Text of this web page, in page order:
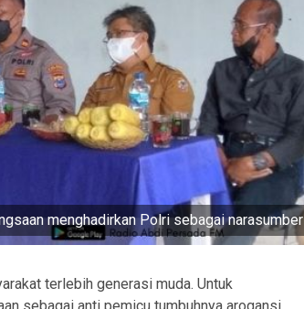
menghadirkan Polri sebagai narasumber
terlebih generasi muda. Untuk
sebagai anti pemicu tumbuhnya arogansi